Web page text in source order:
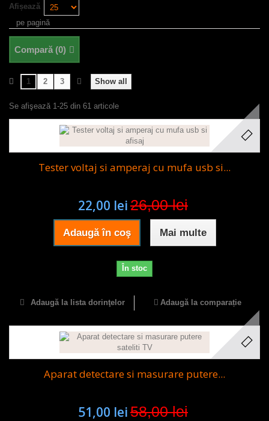
Afișează
pe pagină
Compară (0)
Show all
1 2 3
Se afişează 1-25 din 61 articole
Tester voltaj si amperaj cu mufa usb si...
22,00 lei26,00 lei
Adaugă în coş Mai multe
În stoc
Adaugă la lista dorinţelor Adaugă la comparație
Aparat detectare si masurare putere...
51,00 lei58,00 lei